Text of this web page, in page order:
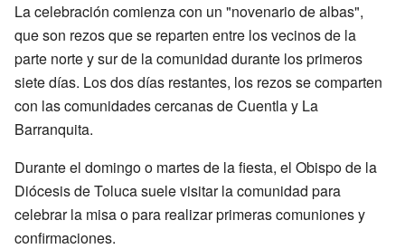
La celebración comienza con un "novenario de albas",
que son rezos que se reparten entre los vecinos de la
parte norte y sur de la comunidad durante los primeros
siete días. Los dos días restantes, los rezos se comparten
con las comunidades cercanas de Cuentla y La
Barranquita.
Durante el domingo o martes de la fiesta, el Obispo de la
Diócesis de Toluca suele visitar la comunidad para
celebrar la misa o para realizar primeras comuniones y
confirmaciones.